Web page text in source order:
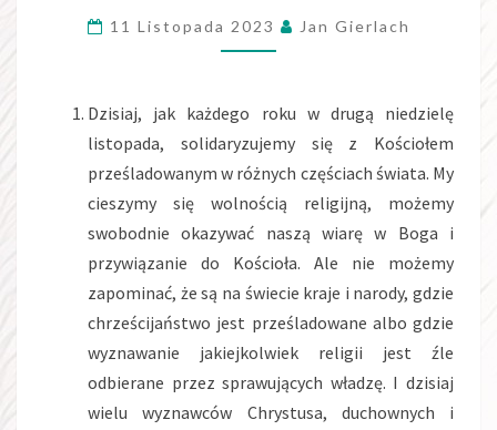
11 Listopada 2023 Jan Gierlach
Dzisiaj, jak każdego roku w drugą niedzielę
listopada, solidaryzujemy się z Kościołem
prześladowanym w różnych częściach świata. My
cieszymy się wolnością religijną, możemy
swobodnie okazywać naszą wiarę w Boga i
przywiązanie do Kościoła. Ale nie możemy
zapominać, że są na świecie kraje i narody, gdzie
chrześcijaństwo jest prześladowane albo gdzie
wyznawanie jakiejkolwiek religii jest źle
odbierane przez sprawujących władzę. I dzisiaj
wielu wyznawców Chrystusa, duchownych i